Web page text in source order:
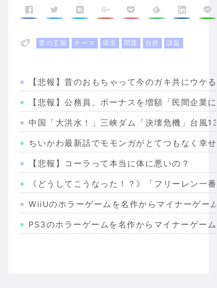
雲の王国 テーマ 環境 問題 自然 課題
【悲報】昔のおもちゃって今のガキ共にウケ
【悲報】公務員、ボーナスを増額「民間企業
中国「大洪水！」三峡ダム「決壊危機」台風
ちいかわ最新話でモモンガがとてつもなく幸
【悲報】コーラって本当に体に悪いの？
《どうしてこうなった！？》「フリーレン
WiiUのホラーゲームを名作からマイナーゲー
PS3のホラーゲームを名作からマイナーゲー